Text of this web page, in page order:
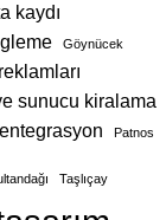
kaydı
Göynücek
sunucu kiralama
Patnos
Taşlıçay